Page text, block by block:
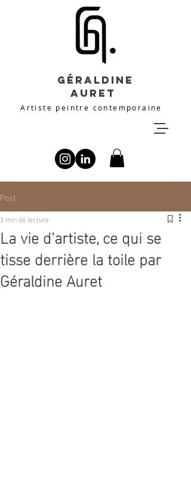
Géraldine
Auret
Artiste peintre contemporaine
Post
La vie d’artiste, ce qui se
tisse derrière la toile par
Géraldine Auret
3 min de lecture